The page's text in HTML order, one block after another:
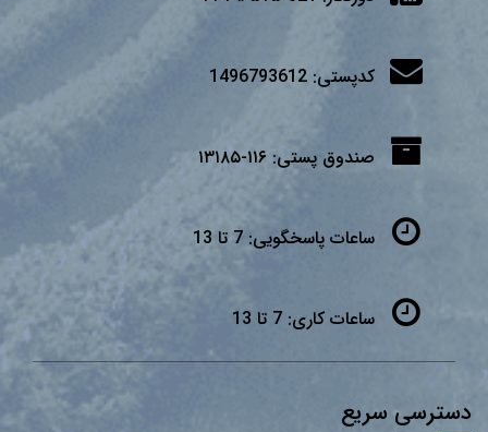
کدپستی: 1496793612
صندوق پستی: ۱۱۶-۱۳۱۸۵
ساعات پاسخگویی: 7 تا 13
ساعات کاری: 7 تا 13
دسترسی سریع